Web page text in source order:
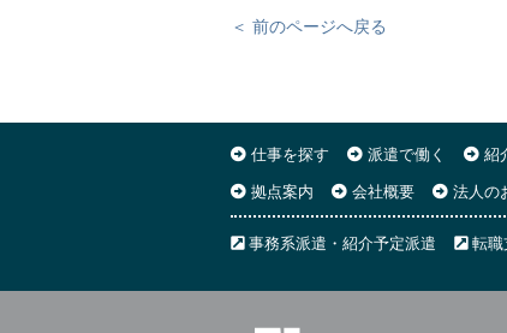
＜ 前のページへ戻る
仕事を探す 派遣で働く 紹
拠点案内
会社概要 法人の
事務系派遣・紹介予定派遣 転職